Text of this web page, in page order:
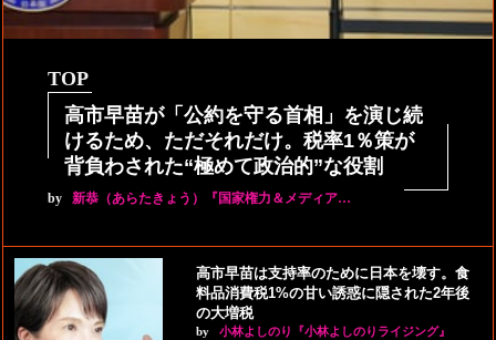
TOP
高市早苗が「公約を守る首相」を演じ続
けるため、ただそれだけ。税率1％策が
背負わされた“極めて政治的”な役割
by 新恭（あらたきょう）『国家権力＆メディア…
高市早苗は支持率のために日本を壊す。食
料品消費税1%の甘い誘惑に隠された2年後
の大増税
by 小林よしのり『小林よしのりライジング』